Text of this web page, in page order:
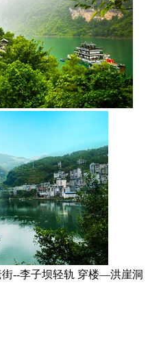
--李子坝轻轨 穿楼—洪崖洞